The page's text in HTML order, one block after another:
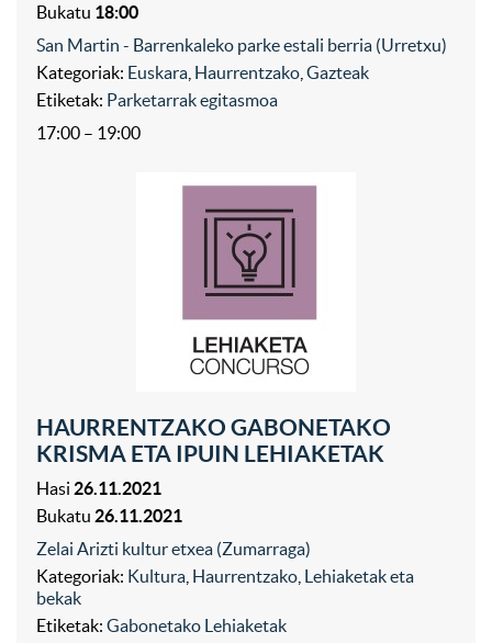
Bukatu 18:00
San Martin - Barrenkaleko parke estali berria (Urretxu)
Kategoriak: Euskara Haurrentzako Gazteak
Etiketak: Parketarrak egitasmoa
17:00 – 19:00
HAURRENTZAKO GABONETAKO
KRISMA ETA IPUIN LEHIAKETAK
Hasi 26.11.2021
Bukatu 26.11.2021
Zelai Arizti kultur etxea (Zumarraga)
Kategoriak: Kultura Haurrentzako Lehiaketak eta
bekak
Etiketak: Gabonetako Lehiaketak